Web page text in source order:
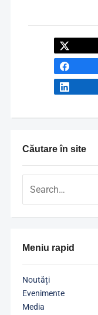
Căutare în site
Meniu rapid
Noutăți
Evenimente
Media